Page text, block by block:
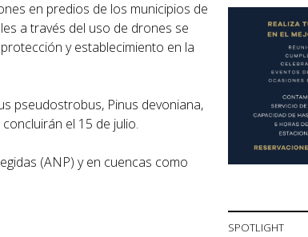
en predios de los municipios de
a través del uso de drones se
y establecimiento en la
pseudostrobus, Pinus devoniana,
el 15 de julio.
(ANP) y en cuencas como
SPOTLIGHT